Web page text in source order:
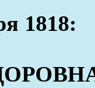
1818: